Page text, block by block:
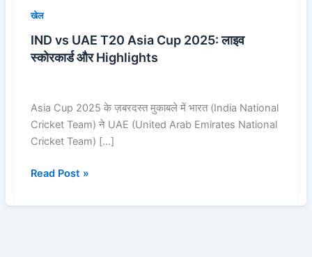
खेल
IND vs UAE T20 Asia Cup 2025: लाइव
स्कोरकार्ड और Highlights
Asia Cup 2025 के ज़बरदस्त मुकाबले में भारत (India National
Cricket Team) ने UAE (United Arab Emirates National
Cricket Team) […]
Highlights
Read Post »